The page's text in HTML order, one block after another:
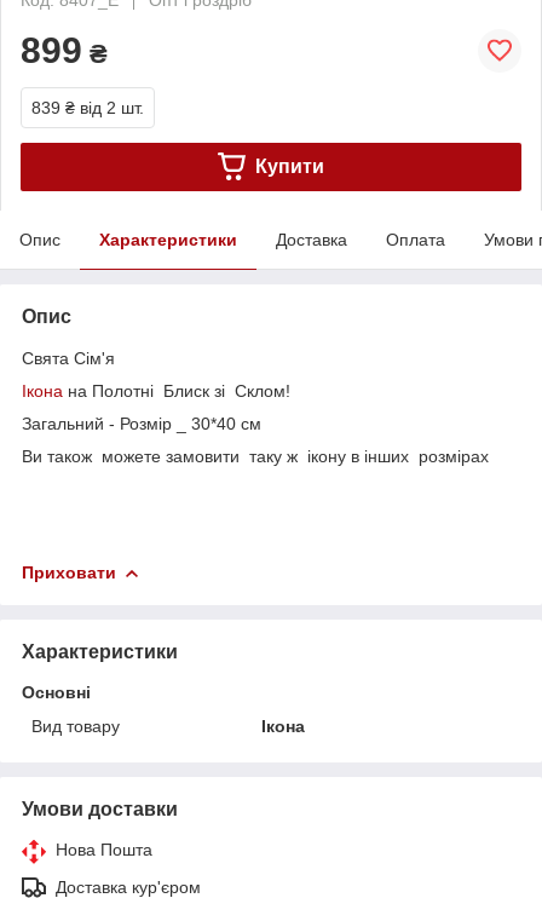
899 ₴
839 ₴ від 2 шт.
Купити
Опис Характеристики Доставка Оплата Умови
Опис
Свята Сім'я
Ікона на Полотні Блиск зі Склом!
Загальний - Розмір _ 30*40 см
Ви також можете замовити таку ж ікону в інших розмірах
Приховати
Характеристики
Основні
Вид товару
Ікона
Умови доставки
Нова Пошта
Доставка кур'єром